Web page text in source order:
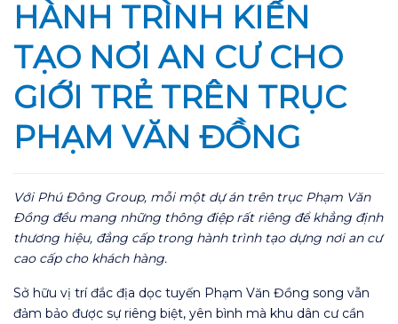
HÀNH TRÌNH KIẾN
TẠO NƠI AN CƯ CHO
GIỚI TRẺ TRÊN TRỤC
PHẠM VĂN ĐỒNG
Với Phú Đông Group, mỗi một dự án trên trục Phạm Văn
Đồng đều mang những thông điệp rất riêng để khẳng định
thương hiệu, đẳng cấp trong hành trình tạo dựng nơi an cư
cao cấp cho khách hàng.
Sở hữu vị trí đắc địa dọc tuyến Phạm Văn Đồng song vẫn
đảm bảo được sự riêng biệt, yên bình mà khu dân cư cần